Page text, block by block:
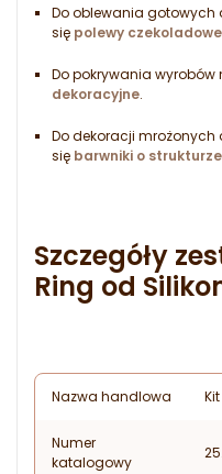
Do oblewania gotowych
się polewy
Do pokrywania
dekoracyjne.
Do dekoracji
się barwniki o
Szczegóły
Ring od
Nazwa handlowa
Numer
katalogowy